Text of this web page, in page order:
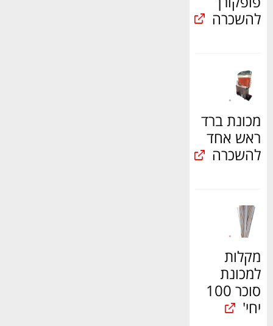
להשכרה
מכונת ברד
ראש אחד
להשכרה
מקלות
למכונת
סוכר 100
יחי'